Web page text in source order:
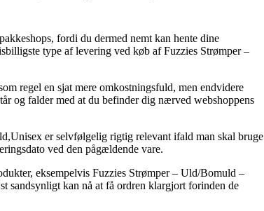
fordi du dermed nemt kan hente dine
type af levering ved køb af Fuzzies Strømper –
regel en sjat mere omkostningsfuld, men endvidere
og falder med at du befinder dig nærved webshoppens
er selvfølgelig rigtig relevant ifald man skal bruge
ved den pågældende vare.
eksempelvis Fuzzies Strømper – Uld/Bomuld –
sandsynligt kan nå at få ordren klargjort forinden de